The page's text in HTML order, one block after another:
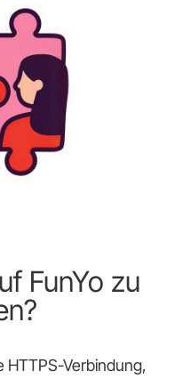
FunYo zu
HTTPS-Verbindung,